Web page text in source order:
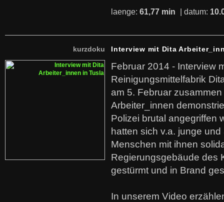
laenge: 61,77 min | datum:
kurzdoku Interview mit Dita
Februar 2014 - Interview
Reinigungsmittelfabrik
am 5. Februar
Arbeiter_innen
Polizei brutal angegriffen
hatten sich v.a. junge
Menschen mit ihnen
Regierungsgebäude des
gestürmt und in Brand
In unserem Video